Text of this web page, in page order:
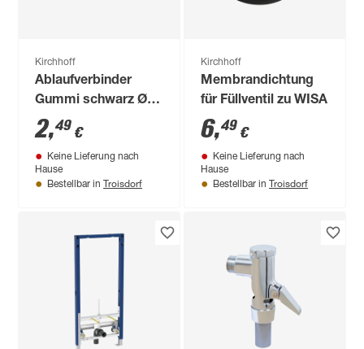
Kirchhoff
Ablaufverbinder
Gummi schwarz Ø
46 x 30 mm
2,49 €
Keine Lieferung nach
Hause
Bestellbar in Troisdorf
Kirchhoff
Membrandichtung
für Füllventil zu WISA
6,49 €
Keine Lieferung nach
Hause
Bestellbar in Troisdorf